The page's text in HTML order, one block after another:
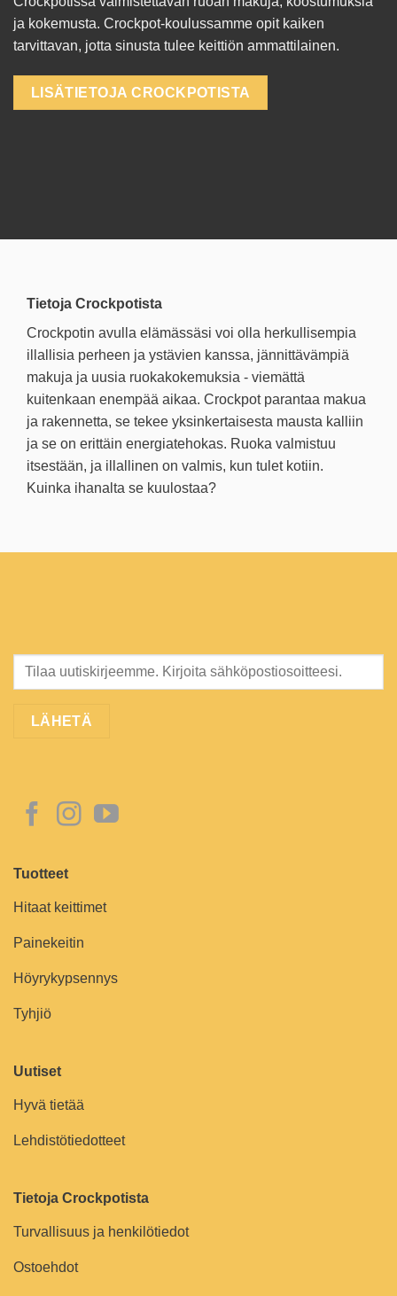
ja kokemusta. Crockpot-koulussamme opit kaiken
tarvittavan, jotta sinusta tulee keittiön ammattilainen.
LISÄTIETOJA CROCKPOTISTA
Tietoja Crockpotista
Crockpotin avulla elämässäsi voi olla herkullisempia
illallisia perheen ja ystävien kanssa, jännittävämpiä
makuja ja uusia ruokakokemuksia - viemättä
kuitenkaan enempää aikaa. Crockpot parantaa makua
ja rakennetta, se tekee yksinkertaisesta mausta kalliin
ja se on erittäin energiatehokas. Ruoka valmistuu
itsestään, ja illallinen on valmis, kun tulet kotiin.
Kuinka ihanalta se kuulostaa?
Tuotteet
Hitaat keittimet
Painekeitin
Höyrykypsennys
Tyhjiö
Uutiset
Hyvä tietää
Lehdistötiedotteet
Tietoja Crockpotista
Turvallisuus ja henkilötiedot
Ostoehdot